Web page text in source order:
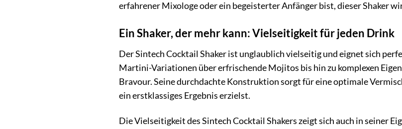
erfahrener Mixologe oder ein begeisterter Anfänger bist, dieser Shaker
Ein Shaker, der mehr kann: Vielseitigkeit für jeden Drink
Der Sintech Cocktail Shaker ist unglaublich vielseitig und eignet sich
Martini-Variationen über erfrischende Mojitos bis hin zu komplexen
Bravour. Seine durchdachte Konstruktion sorgt für eine optimale
ein erstklassiges Ergebnis erzielst.
Die Vielseitigkeit des Sintech Cocktail Shakers zeigt sich auch in seiner